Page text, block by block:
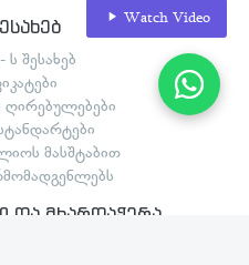
ს შესახებ
ღირებულებები
მასშტაბით
და მხარდაჭერა
Watch Video